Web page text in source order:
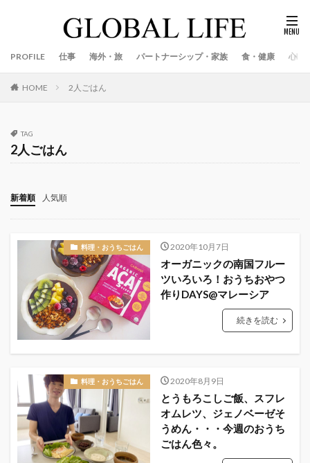
PROFILE 仕事 海外・旅 パートナーシップ・家族 食・健康 心
HOME 2人ごはん
TAG
2人ごはん
新着順 人気順
料理・おうちごはん 2020年10月7日
オーガニックの南国フルー
ツいろいろ！おうちおやつ
作りDAYS@マレーシア
続きを読む
料理・おうちごはん 2020年8月9日
とうもろこしご飯、スフレ
オムレツ、ジェノベーゼそ
うめん・・・今週のおうち
ごはん色々。